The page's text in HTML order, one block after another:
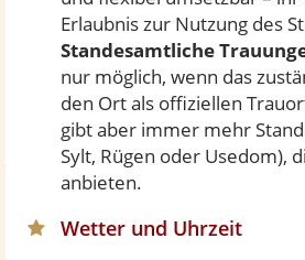
Erlaubnis zur Nutzung des
Standesamtliche
nur möglich, wenn das
den Ort als offiziellen
gibt aber immer mehr
Sylt, Rügen oder Usedom),
anbieten.
Wetter und Uhrzeit